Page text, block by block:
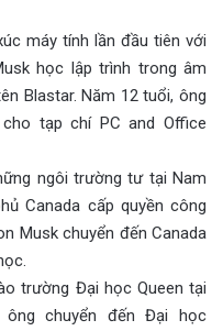
máy tính lần đầu tiên với
học lập trình trong âm
Blastar. Năm 12 tuổi, ông
tạp chí PC and Office
ngôi trường tư tại Nam
Canada cấp quyền công
Musk chuyển đến Canada
trường Đại học Queen tại
ông chuyển đến Đại học